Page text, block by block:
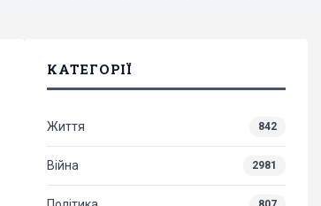
КАТЕГОРІЇ
Життя 842
Війна 2981